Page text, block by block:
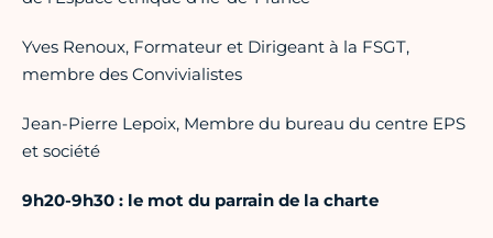
Yves Renoux, Formateur et Dirigeant à la FSGT,
membre des Convivialistes
Jean-Pierre Lepoix, Membre du bureau du centre EPS
et société
9h20-9h30 : le mot du parrain de la charte